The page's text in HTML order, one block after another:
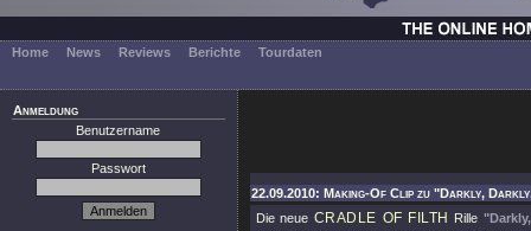
Home News Reviews Berichte Tourdaten
Anmeldung
Benutzername
Passwort
22.09.2010: Making-Of Clip zu "Darkly,
Die neue CRADLE OF FILTH Rille